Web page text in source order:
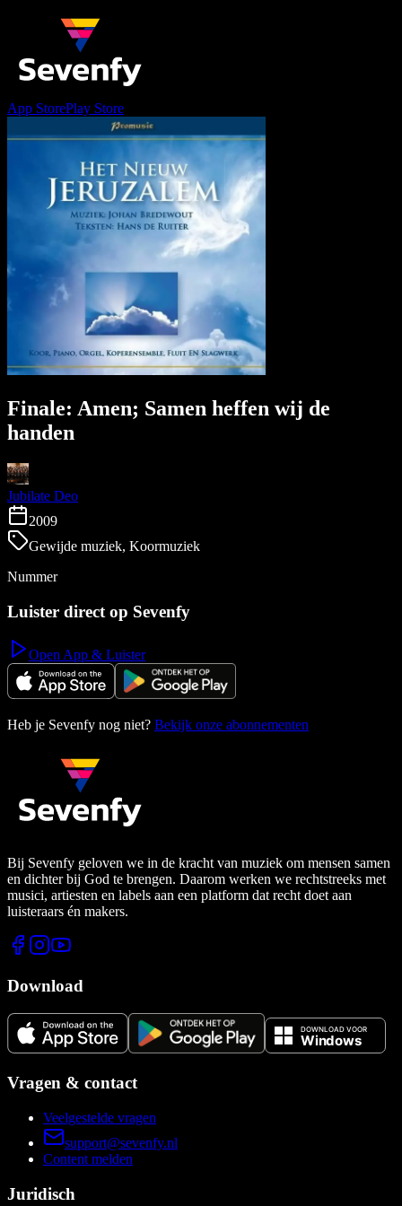
App StorePlay Store
Finale: Amen; Samen heffen wij de
handen
Jubilate Deo
2009
Gewijde muziek, Koormuziek
Nummer
Luister direct op Sevenfy
Open App & Luister
Heb je Sevenfy nog niet? Bekijk onze abonnementen
Bij Sevenfy geloven we in de kracht van muziek om mensen samen
en dichter bij God te brengen. Daarom werken we rechtstreeks met
musici, artiesten en labels aan een platform dat recht doet aan
luisteraars én makers.
Download
Vragen & contact
Veelgestelde vragen
support@sevenfy.nl
Content melden
Juridisch